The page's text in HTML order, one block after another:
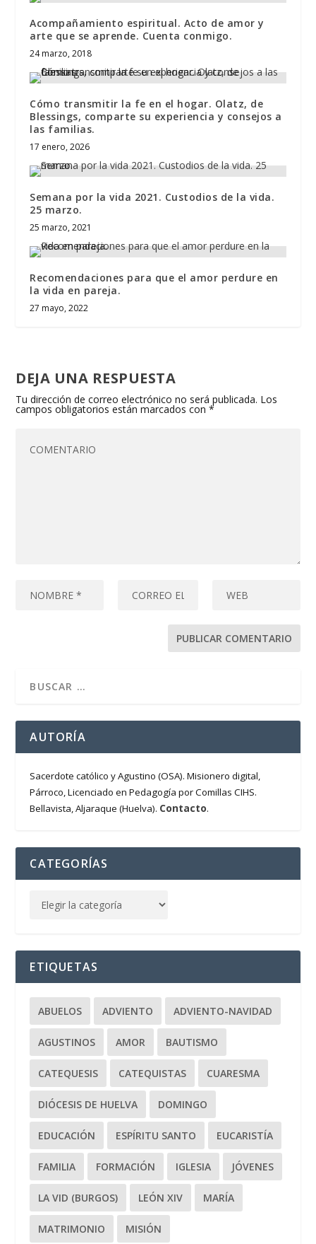
Acompañamiento espiritual. Acto de amor y
arte que se aprende. Cuenta conmigo.
24 marzo, 2018
Cómo transmitir la fe en el hogar. Olatz, de
Blessings, comparte su experiencia y consejos a
las familias.
17 enero, 2026
Semana por la vida 2021. Custodios de la vida.
25 marzo.
25 marzo, 2021
Recomendaciones para que el amor perdure en
la vida en pareja.
27 mayo, 2022
DEJA UNA RESPUESTA
Tu dirección de correo electrónico no será publicada. Los
campos obligatorios están marcados con*
AUTORÍA
Sacerdote católico y Agustino (OSA). Misionero digital,
Párroco, Licenciado en Pedagogía por Comillas CIHS.
Bellavista, Aljaraque (Huelva). Contacto.
CATEGORÍAS
ETIQUETAS
ABUELOS ADVIENTO ADVIENTO-NAVIDAD
AGUSTINOS AMOR BAUTISMO
CATEQUESIS CATEQUISTAS CUARESMA
DIÓCESIS DE HUELVA DOMINGO
EDUCACIÓN ESPÍRITU SANTO EUCARISTÍA
FAMILIA FORMACIÓN IGLESIA JÓVENES
LA VID (BURGOS) LEÓN XIV MARÍA
MATRIMONIO MISIÓN